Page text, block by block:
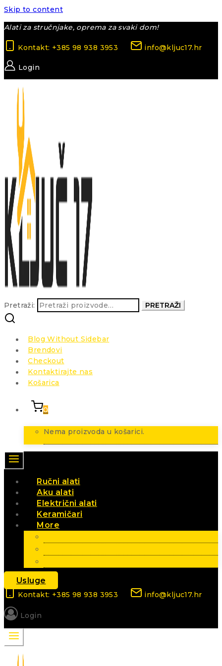
Skip to content
Alati za stručnjake, oprema za svaki dom!
Kontakt: +385 98 938 3953 info@kljuc17.hr
Login
Pretraži: PRETRAŽI
Blog Without Sidebar
Brendovi
Checkout
Kontaktirajte nas
Košarica
0
Nema proizvoda u košarici.
Ručni alati
Aku alati
Električni alati
Keramičari
More
Usluge
Kontakt: +385 98 938 3953 info@kljuc17.hr
Login